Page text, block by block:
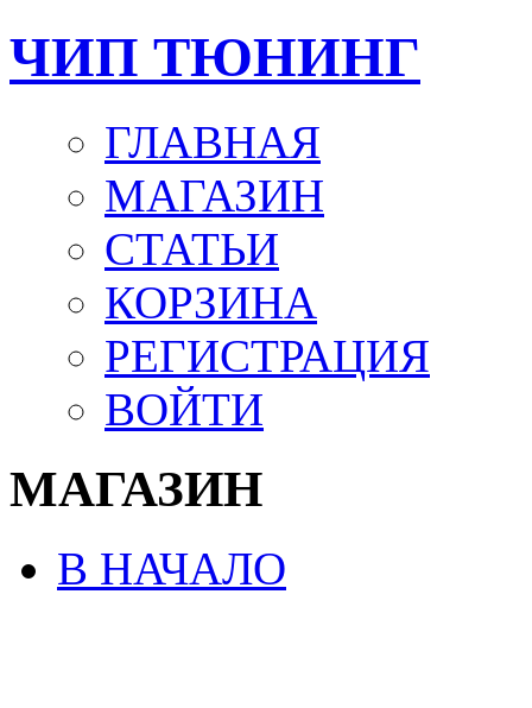
ЧИП ТЮНИНГ
ГЛАВНАЯ
МАГАЗИН
СТАТЬИ
КОРЗИНА
РЕГИСТРАЦИЯ
ВОЙТИ
МАГАЗИН
В НАЧАЛО